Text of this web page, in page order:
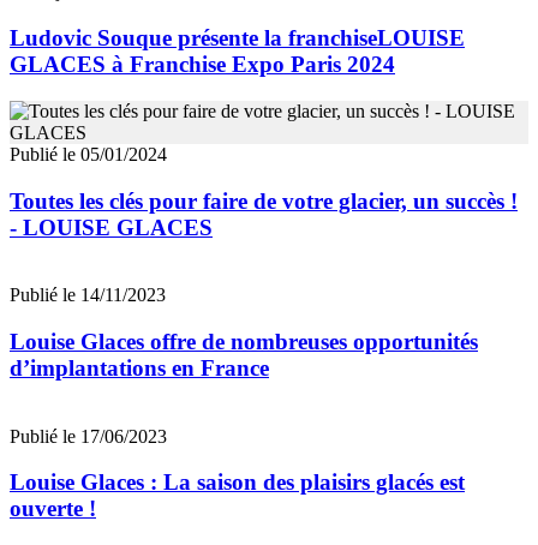
Ludovic Souque présente la franchiseLOUISE
GLACES à Franchise Expo Paris 2024
Publié le 05/01/2024
Toutes les clés pour faire de votre glacier, un succès !
- LOUISE GLACES
Publié le 14/11/2023
Louise Glaces offre de nombreuses opportunités
d’implantations en France
Publié le 17/06/2023
Louise Glaces : La saison des plaisirs glacés est
ouverte !